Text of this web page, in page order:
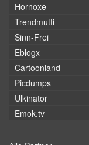
Hornoxe
Trendmutti
Sinn-Frei
Eblogx
Cartoonland
Picdumps
Ulkinator
Emok.tv